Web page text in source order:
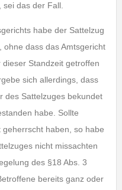
das der Fall.
habe der Sattelzug
dass das Amtsgericht
Standzeit getroffen
sich allerdings, dass
des Sattelzuges bekundet
habe. Sollte
haben, so habe
nicht missachten
des §18 Abs. 3
bereits ganz oder